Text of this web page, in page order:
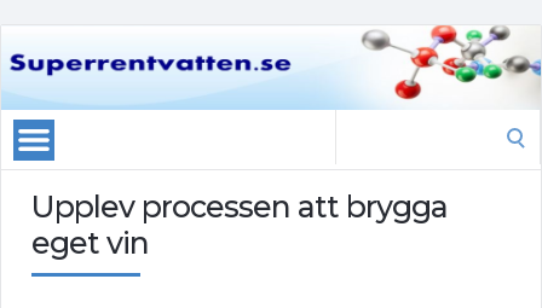
Upplev processen att brygga
eget vin